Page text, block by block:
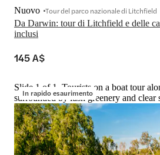
Da Darwin: tour di Litchfield e delle
inclusi
Nuovo Tour del parco nazionale di Litchfield
145 A$
In rapido esaurimento
Slide 1 of 1, Tourists on a boat tour
surrounded by lush greenery and clear